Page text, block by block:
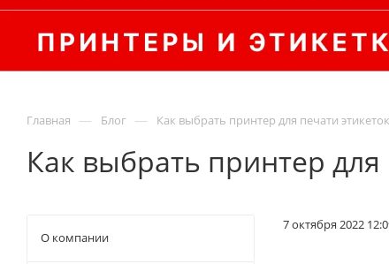
Главная — Блог — Как выбрать принтер для печати
Как выбрать принтер
7 октября 2022
О компании